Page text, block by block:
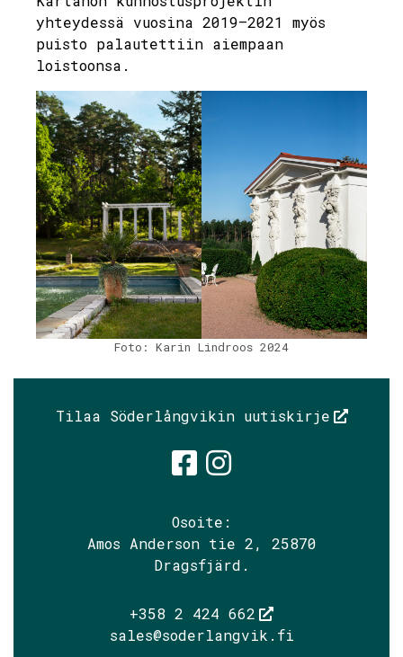
yhteydessä vuosina 2019–2021 myös
puisto palautettiin aiempaan
loistoonsa.
Foto: Karin Lindroos 2024
Tilaa Söderlångvikin uutiskirje
Osoite:
Amos Anderson tie 2, 25870
Dragsfjärd.
+358 2 424 662
sales@soderlangvik.fi